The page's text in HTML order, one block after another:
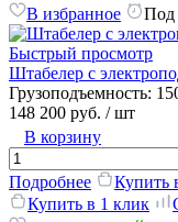
В избранное
Под
Быстрый просмотр
Штабелер с
Грузоподъемность:
148 200 руб. / шт
В корзину
Подробнее
Купить
Купить в 1 клик